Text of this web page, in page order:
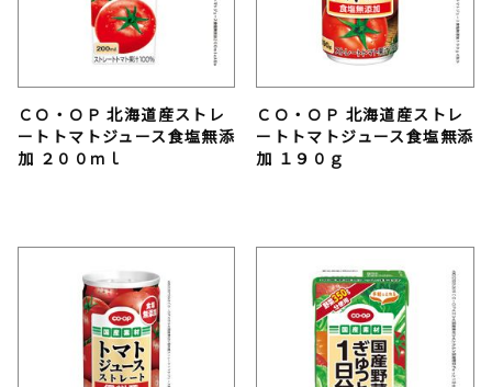
ＣＯ・ＯＰ 北海道産ストレ
ートトマトジュース食塩無添
加 ２００ｍｌ
ＣＯ・ＯＰ 北海道産ストレ
ートトマトジュース食塩無添
加 １９０ｇ